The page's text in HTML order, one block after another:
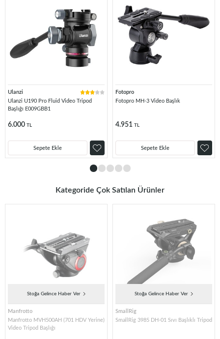
Ulanzi
Ulanzi U190 Pro Fluid Video Tripod
Başlığı E009GBB1
6.000 TL
Sepete Ekle
Fotopro
Fotopro MH-3 Video Başlık
4.951 TL
Sepete Ekle
Kategoride Çok Satılan Ürünler
Stoğa Gelince Haber Ver
Manfrotto
Manfrotto MVH500AH (701 HDV Yerine)
Video Tripod Başlığı
Stoğa Gelince Haber Ver
SmallRig
SmallRig 3985 DH-01 Sıvı Başlıklı Tripod